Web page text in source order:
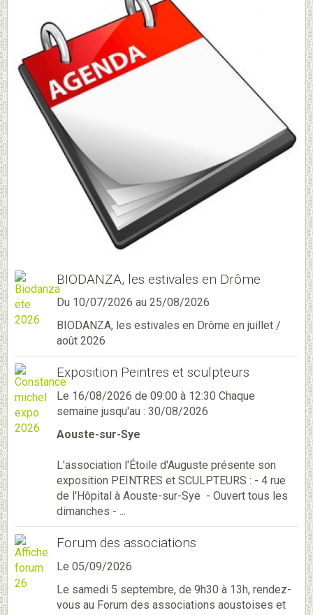
BIODANZA, les estivales en Drôme
Du 10/07/2026 au 25/08/2026
BIODANZA, les estivales en Drôme en juillet /
août 2026
Exposition Peintres et sculpteurs
Le 16/08/2026 de 09:00 à 12:30 Chaque
semaine jusqu'au : 30/08/2026
Aouste-sur-Sye
L'association l'Étoile d'Auguste présente son
exposition PEINTRES et SCULPTEURS : - 4 rue
de l'Hôpital à Aouste-sur-Sye - Ouvert tous les
dimanches - ...
Forum des associations
Le 05/09/2026
Le samedi 5 septembre, de 9h30 à 13h, rendez-
vous au Forum des associations aoustoises et